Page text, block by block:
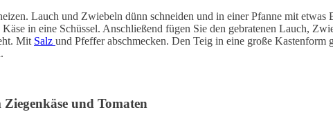
Lauch und Zwiebeln dünn schneiden und in einer Pfanne mit
in eine Schüssel. Anschließend fügen Sie den gebratenen Lauch,
Mit Salz und Pfeffer abschmecken. Den Teig in eine große Kastenform
und Tomaten